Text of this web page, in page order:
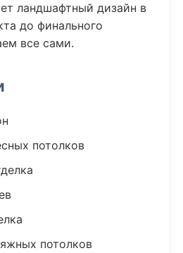
ландшафтный дизайн в
до финального
все сами.
потолков
потолков